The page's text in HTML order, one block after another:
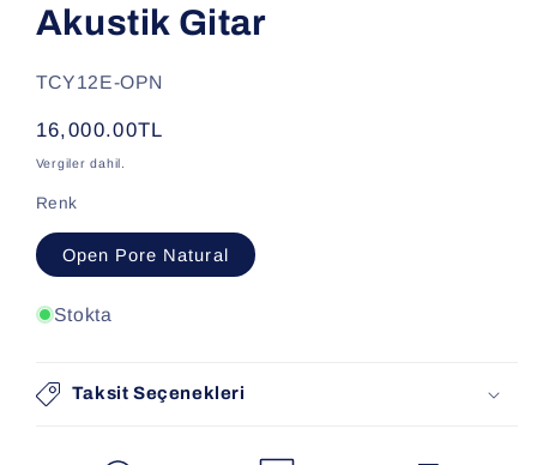
Akustik Gitar
SKU:
TCY12E-OPN
Normal
fiyat
16,000.00TL
Vergiler dahil.
Renk
Open Pore Natural
Stokta
Taksit Seçenekleri